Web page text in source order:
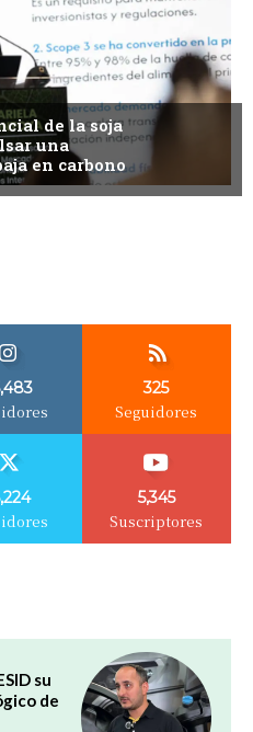
de la soja
una
en carbono
325
Seguidores
5,345
Suscriptores
su
de